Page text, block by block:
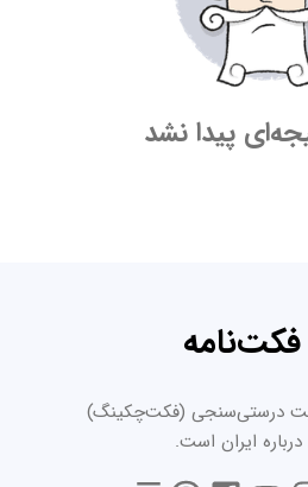
پیدا نشد
فکت‌نامه
درستی‌سنجی (فکت‌چکینگ)
ایران است.